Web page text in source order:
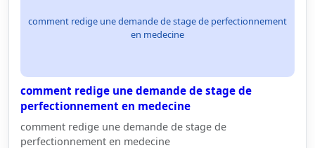
comment redige une demande de stage de perfectionnement
en medecine
comment redige une demande de stage de
perfectionnement en medecine
comment redige une demande de stage de
perfectionnement en medecine